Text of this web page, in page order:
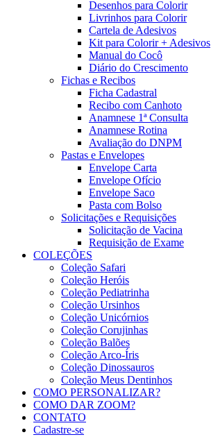
Desenhos para Colorir
Livrinhos para Colorir
Cartela de Adesivos
Kit para Colorir + Adesivos
Manual do Cocô
Diário do Crescimento
Fichas e Recibos
Ficha Cadastral
Recibo com Canhoto
Anamnese 1ª Consulta
Anamnese Rotina
Avaliação do DNPM
Pastas e Envelopes
Envelope Carta
Envelope Ofício
Envelope Saco
Pasta com Bolso
Solicitações e Requisições
Solicitação de Vacina
Requisição de Exame
COLEÇÕES
Coleção Safari
Coleção Heróis
Coleção Pediatrinha
Coleção Ursinhos
Coleção Unicórnios
Coleção Corujinhas
Coleção Balões
Coleção Arco-Íris
Coleção Dinossauros
Coleção Meus Dentinhos
COMO PERSONALIZAR?
COMO DAR ZOOM?
CONTATO
Cadastre-se